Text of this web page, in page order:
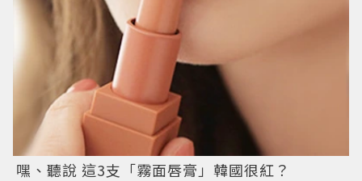
嘿、聽說 這3支「霧面唇膏」韓國很紅？